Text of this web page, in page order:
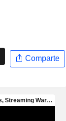
Comparte